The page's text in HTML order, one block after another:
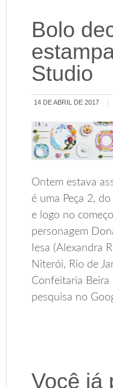
Bolo
Studio
14 DE ABRIL DE 2017
Ontem estava
é uma Peça 2,
e logo no
personagem
Iesa (Alexandra
Niterói, Rio de
Confeitaria Beira
pesquisa no
Você já